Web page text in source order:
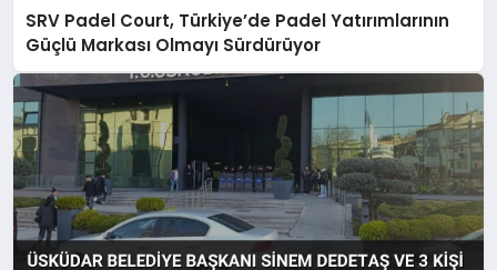
SRV Padel Court, Türkiye’de Padel Yatırımlarının
Güçlü Markası Olmayı Sürdürüyor